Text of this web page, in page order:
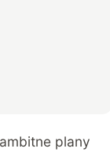
plany